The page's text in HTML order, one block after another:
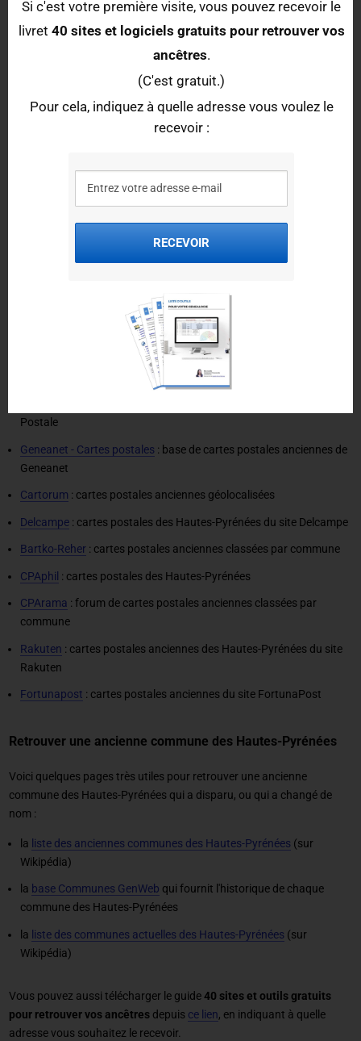
Société d'Etude des Sept Vallées - Section Généalogie
https://lavedan-pays-toy.fr/
Adresse : 1ter, rue Jean Bourdette 65400 Argelès-Gazost
Pour retrouver une association dans les départements limitrophes,
Forums et groupes en ligne de généalogie
Pour vos recherches, vous pouvez rejoindre leforum de généalogie
(sur Geneanet).
Photos anciennes des Hautes-Pyrénées
Pour retrouver des photos anciennes des Hautes-Pyrénées, plusieurs
sites proposent des collections de cartes postales anciennes :
Postale
Geneanet - Cartes postales : base de cartes postales anciennes de
Geneanet
Cartorum : cartes postales anciennes géolocalisées
Delcampe: cartes postales des Hautes-Pyrénées du site Delcampe
Bartko-Reher : cartes postales anciennes classées par commune
CPAphil : cartes postales des Hautes-Pyrénées
CPArama : forum de cartes postales anciennes classées par
commune
Rakuten : cartes postales anciennes des Hautes-Pyrénées du site
Rakuten
Fortunapost : cartes postales anciennes du site FortunaPost
Retrouver une ancienne commune des Hautes-Pyrénées
Voici quelques pages très utiles pour retrouver une ancienne
commune des Hautes-Pyrénées qui a disparu, ou qui a changé de
nom :
la liste des anciennes communes des Hautes-Pyrénées (sur
Wikipédia)
la base Communes GenWeb qui fournit l'historique de chaque
commune des Hautes-Pyrénées
la liste des communes actuelles des Hautes-Pyrénées (sur
Wikipédia)
Vous pouvez aussi télécharger le guide40 sites et outils gratuits
pour retrouver vos ancêtresdepuis ce lien, en indiquant à quelle
adresse vous souhaitez le recevoir.
Si c'est votre première visite, vous pouvez recevoir le
livret 40 sites et logiciels gratuits pour retrouver vos
ancêtres.
(C'est gratuit.)
Pour cela, indiquez à quelle adresse vous voulez le
recevoir :
RECEVOIR